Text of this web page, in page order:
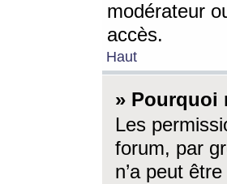
modérateur
accès.
Haut
» Pourquoi
Les
forum, par
n’a peut